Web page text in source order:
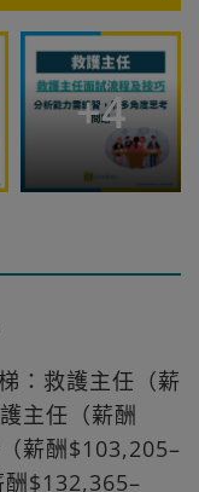
+4
：救護主任（薪
主任（薪酬
薪酬$103,205–
$132,365–